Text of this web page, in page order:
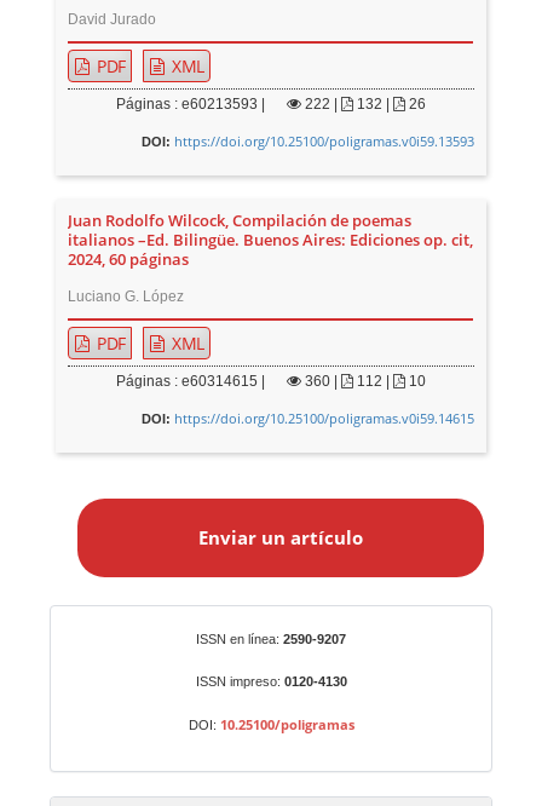
David Jurado
PDF XML
Páginas : e60213593 | 222 132 | 26
DOI: https://doi.org/10.25100/poligramas.v0i59.13593
Juan Rodolfo Wilcock, Compilación de poemas
italianos –Ed. Bilingüe. Buenos Aires: Ediciones op. cit,
2024, 60 páginas
Luciano G. López
PDF XML
Páginas : e60314615 | 360| 112 | 10
DOI: https://doi.org/10.25100/poligramas.v0i59.14615
a
t
Enviar un artículo
ISSN en línea: 2590-9207
ISSN impreso: 0120-4130
DOI: 10.25100/poligramas